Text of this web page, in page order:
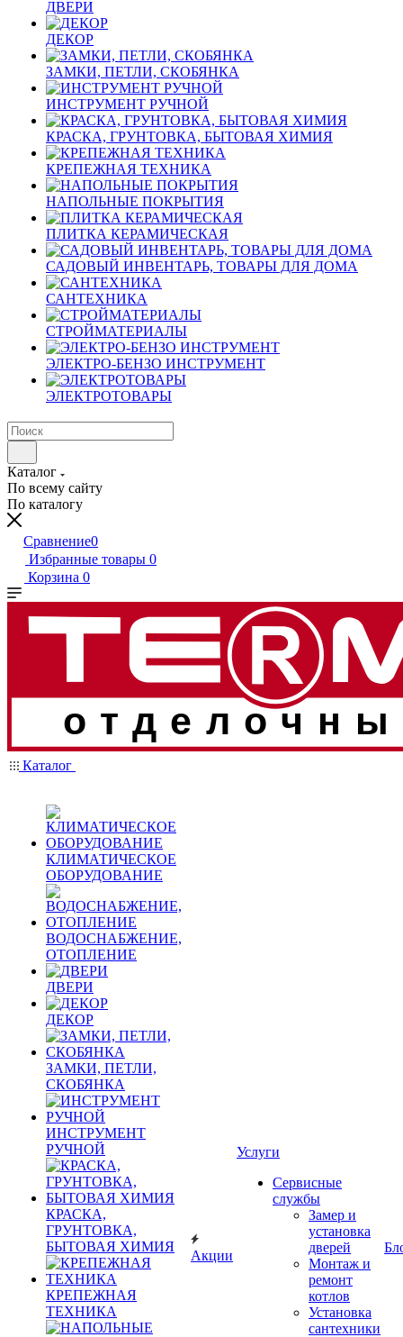
ДВЕРИ
ДЕКОР
ЗАМКИ, ПЕТЛИ, СКОБЯНКА
ИНСТРУМЕНТ РУЧНОЙ
КРАСКА, ГРУНТОВКА, БЫТОВАЯ ХИМИЯ
КРЕПЕЖНАЯ ТЕХНИКА
НАПОЛЬНЫЕ ПОКРЫТИЯ
ПЛИТКА КЕРАМИЧЕСКАЯ
САДОВЫЙ ИНВЕНТАРЬ, ТОВАРЫ ДЛЯ ДОМА
САНТЕХНИКА
СТРОЙМАТЕРИАЛЫ
ЭЛЕКТРО-БЕНЗО ИНСТРУМЕНТ
ЭЛЕКТРОТОВАРЫ
Каталог
По всему сайту
По каталогу
Сравнение0
Избранные товары 0
Корзина 0
Каталог
КЛИМАТИЧЕСКОЕ
ОБОРУДОВАНИЕ
ВОДОСНАБЖЕНИЕ,
ОТОПЛЕНИЕ
ДВЕРИ
ДЕКОР
ЗАМКИ, ПЕТЛИ,
СКОБЯНКА
ИНСТРУМЕНТ
РУЧНОЙ
КРАСКА,
ГРУНТОВКА,
БЫТОВАЯ ХИМИЯ
КРЕПЕЖНАЯ
ТЕХНИКА
Акции
Услуги
Сервисные
службы
Замер и
установка
дверей
Монтаж и
ремонт
котлов
Установка
сантехники